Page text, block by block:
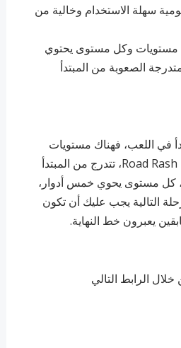
سهلة الاستخدام وخالية من
مستويات وكل مستوى يحتوي
الصعوبة من المبتدأ
في اللعب، فهناك مستويات
متعددة ومختلفة في لعبة Road Rash، تتدرج من المبتدأ
كل مستوى يحوي خمس أدوار،
التالية يجب عليك أن تكون
يعبرون خط النهاية.
الرابط التالي